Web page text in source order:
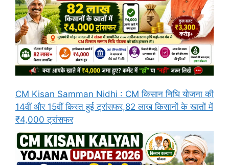
CM Kisan Samman Nidhi : CM किसान निधि योजना की
14वीं और 15वीं किस्त हुई ट्रांसफर,82 लाख किसानों के खातों में
₹4,000 ट्रांसफर